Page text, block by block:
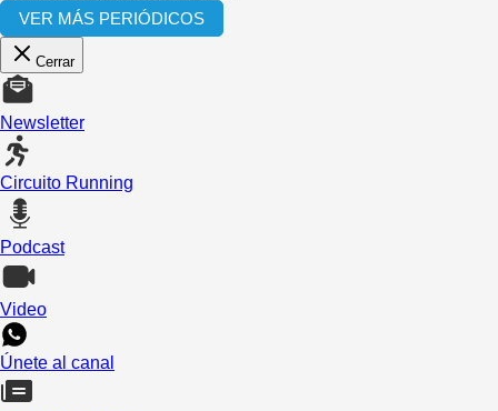
VER MÁS PERIÓDICOS
Cerrar
Newsletter
Circuito Running
Podcast
Video
Únete al canal